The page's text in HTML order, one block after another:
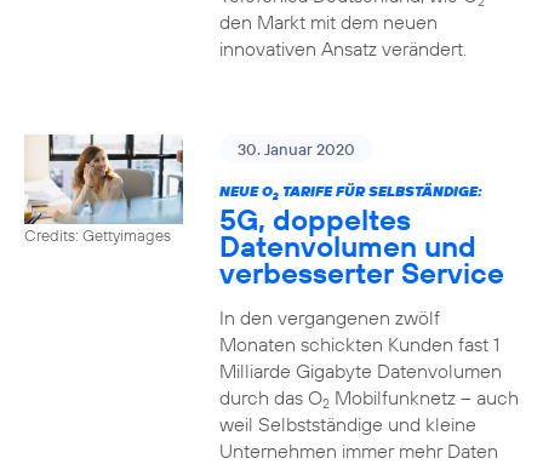
den Markt mit dem neuen
innovativen Ansatz verändert.
Credits: Gettyimages
30. Januar 2020
NEUE O2TARIFE FÜR SELBSTÄNDIGE:
5G, doppeltes
Datenvolumen und
verbesserter Service
In den vergangenen zwölf
Monaten schickten Kunden fast 1
Milliarde Gigabyte Datenvolumen
durch das O2Mobilfunknetz – auch
weil Selbstständige und kleine
Unternehmen immer mehr Daten